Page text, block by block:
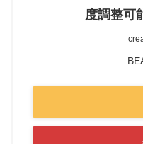
度調整可